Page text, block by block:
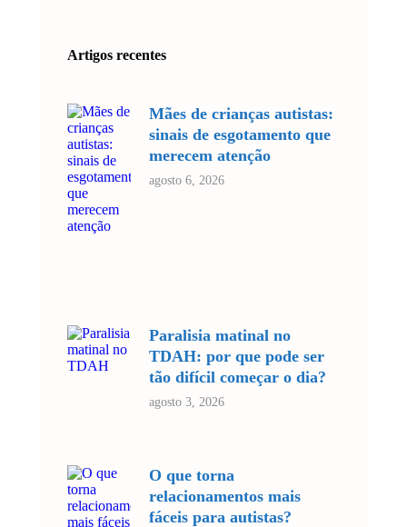
Artigos recentes
Mães de crianças autistas:
sinais de esgotamento que
merecem atenção
agosto 6, 2026
Paralisia matinal no
TDAH: por que pode ser
tão difícil começar o dia?
agosto 3, 2026
O que torna
relacionamentos mais
fáceis para autistas?